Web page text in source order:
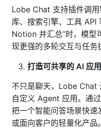
Lobe Chat 支持插件调
库、搜索引擎、工具 API
Notion 并汇总”时，模型
现更强的多轮交互与任务
打造可共享的 AI 应
不只是聊天，Lobe Chat
自定义 Agent 应用。通
把一个智能问答场景快
或面向客户的轻量化产品。